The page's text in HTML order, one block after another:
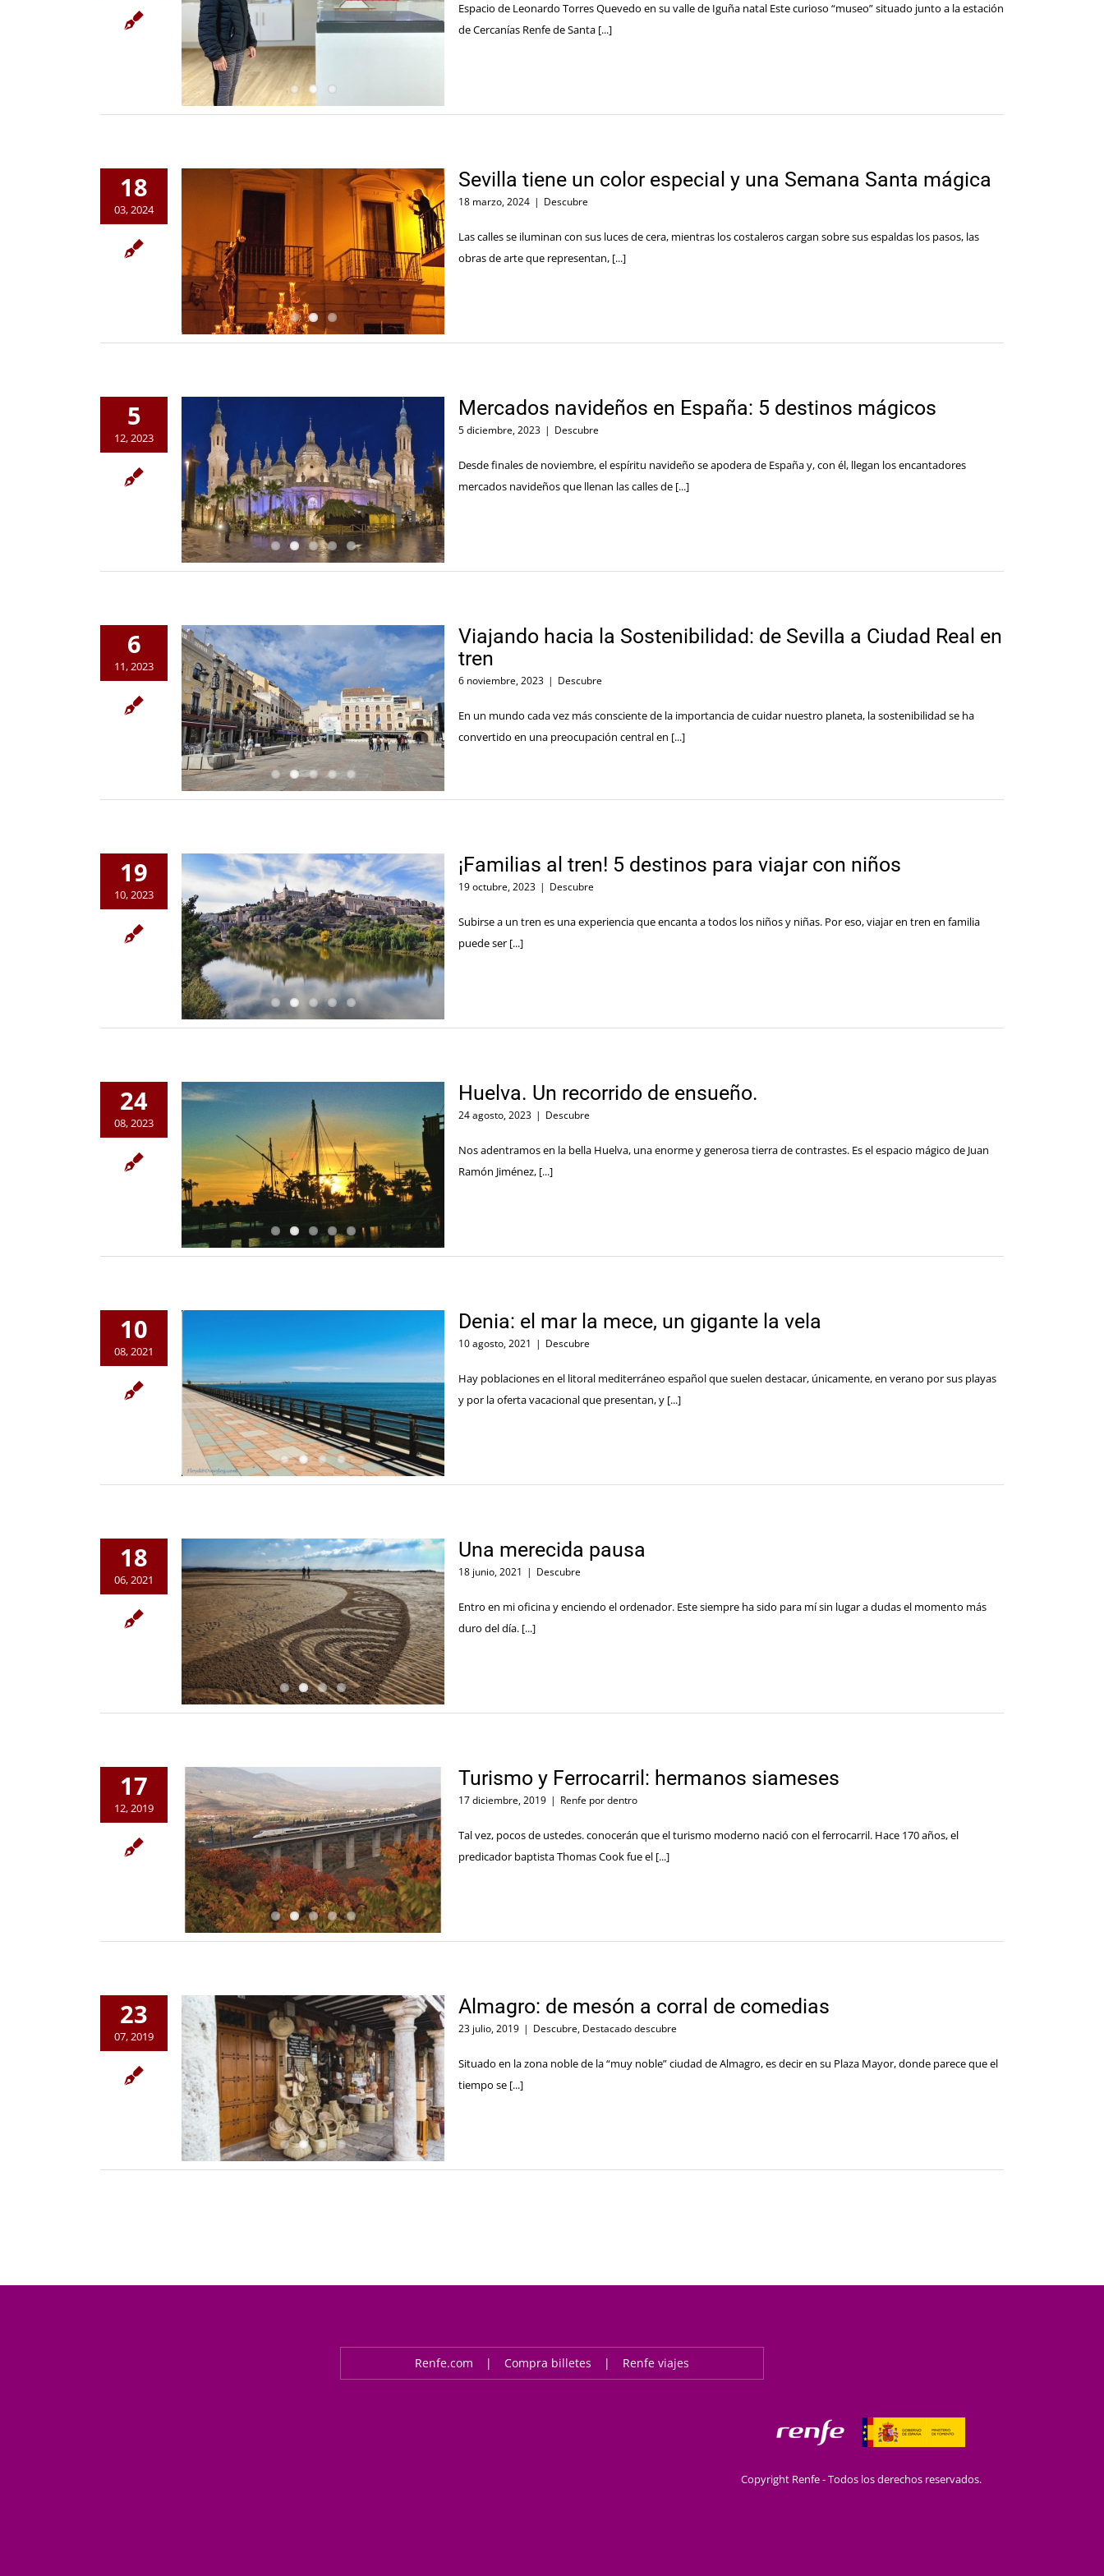
Espacio de Leonardo Torres Quevedo en su valle de Iguña natal Este curioso “museo” situado junto a la estación
de Cercanías Renfe de Santa [...]
18
03, 2024
Sevilla tiene un color especial y una Semana Santa mágica
18 marzo, 2024 | Descubre
Las calles se iluminan con sus luces de cera, mientras los costaleros cargan sobre sus espaldas los pasos, las
obras de arte que representan, [...]
5
12, 2023
Mercados navideños en España: 5 destinos mágicos
5 diciembre, 2023 | Descubre
Desde finales de noviembre, el espíritu navideño se apodera de España y, con él, llegan los encantadores
mercados navideños que llenan las calles de [...]
6
11, 2023
Viajando hacia la Sostenibilidad: de Sevilla a Ciudad Real en
tren
6 noviembre, 2023 | Descubre
En un mundo cada vez más consciente de la importancia de cuidar nuestro planeta, la sostenibilidad se ha
convertido en una preocupación central en [...]
19
10, 2023
¡Familias al tren! 5 destinos para viajar con niños
19 octubre, 2023 | Descubre
Subirse a un tren es una experiencia que encanta a todos los niños y niñas. Por eso, viajar en tren en familia
puede ser [...]
24
08, 2023
Huelva. Un recorrido de ensueño.
24 agosto, 2023 | Descubre
Nos adentramos en la bella Huelva, una enorme y generosa tierra de contrastes. Es el espacio mágico de Juan
Ramón Jiménez, [...]
10
08, 2021
Denia: el mar la mece, un gigante la vela
10 agosto, 2021 | Descubre
Hay poblaciones en el litoral mediterráneo español que suelen destacar, únicamente, en verano por sus playas
y por la oferta vacacional que presentan, y [...]
18
06, 2021
Una merecida pausa
18 junio, 2021 | Descubre
Entro en mi oficina y enciendo el ordenador. Este siempre ha sido para mí sin lugar a dudas el momento más
duro del día. [...]
17
12, 2019
Turismo y Ferrocarril: hermanos siameses
17 diciembre, 2019 | Renfe por dentro
Tal vez, pocos de ustedes. conocerán que el turismo moderno nació con el ferrocarril. Hace 170 años, el
predicador baptista Thomas Cook fue el [...]
23
07, 2019
Almagro: de mesón a corral de comedias
23 julio, 2019 | Descubre, Destacado descubre
Situado en la zona noble de la “muy noble” ciudad de Almagro, es decir en su Plaza Mayor, donde parece que el
tiempo se [...]
Renfe.com Compra billetes Renfe viajes
Copyright Renfe - Todos los derechos reservados.